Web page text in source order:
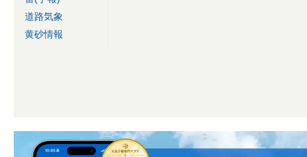
道路気象
黄砂情報